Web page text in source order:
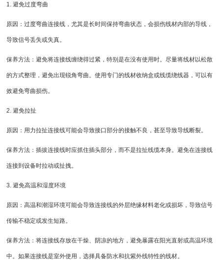
1. 避免过度弯曲
原因：过度弯曲连接线，尤其是长时间保持弯曲状态，会损伤线材内部的导线，
导致信号丢失或失真。
保养方法：避免将连接线缠绕得过紧，特别是在没有使用时。尽量将线材以松散
的方式整理，避免出现锐角弯曲。使用专门的线材收纳盒或线缆绕线器，可以有
效避免弯曲损伤。
2. 避免拉扯
原因：用力拉扯连接线可能会导致接口部分的接触不良，甚至导致导线断裂。
保养方法：插拔连接线时应抓住插头部分，而不是拉扯线缆本身。避免在连接线
连接到设备时拉动或扯拽。
3. 避免高温和湿度环境
原因：高温和潮湿环境可能会导致连接线的外层绝缘材料老化或损坏，导致信号
传输不稳定或发生短路。
保养方法：将连接线存放在干燥、阴凉的地方，避免暴露在阳光直射或高温环境
中。如果连接线是室外使用，选择具备防水和抗紫外线特性的线材。